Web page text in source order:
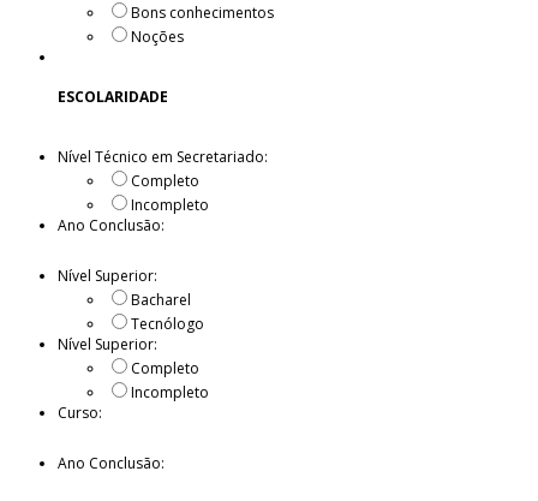
Bons conhecimentos
Noções
ESCOLARIDADE
Nível Técnico em Secretariado:
Completo
Incompleto
Ano Conclusão:
Nível Superior:
Bacharel
Tecnólogo
Nível Superior:
Completo
Incompleto
Curso:
Ano Conclusão: